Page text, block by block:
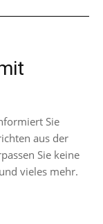
Sie
aus der
Sie keine
vieles mehr.